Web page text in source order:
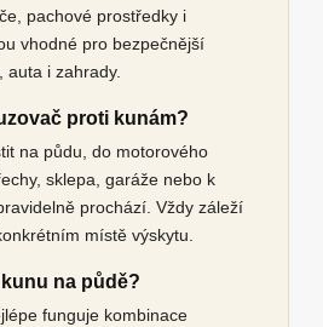
pachové prostředky i
vhodné pro bezpečnější
auta i zahrady.
proti kunám?
na půdu, do motorového
sklepa, garáže nebo k
prochází. Vždy záleží
místě výskytu.
na půdě?
funguje kombinace